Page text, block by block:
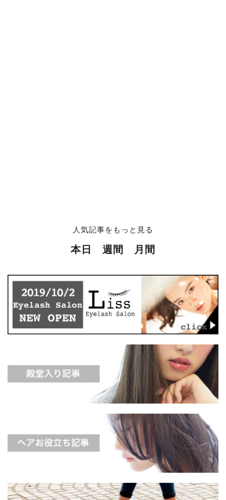
人気記事をもっと見る
本日 週間 月間